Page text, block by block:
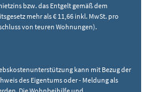
bzw. das Entgelt gemäß dem
mehr als € 11,66 inkl. MwSt. pro
von teuren Wohnungen).
kann mit Bezug der
des Eigentums oder - Meldung als